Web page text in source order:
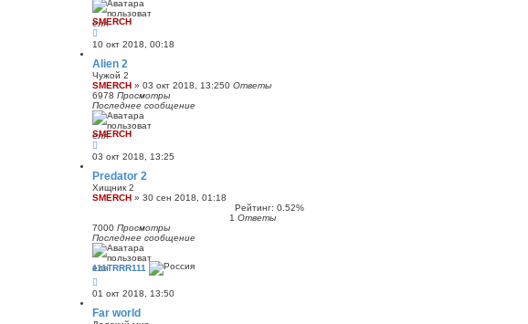
SMERCH
10 окт 2018, 00:18
Alien 2
Чужой 2
SMERCH » 03 окт 2018, 13:250 Ответы
6978 Просмотры
Последнее сообщение
SMERCH
03 окт 2018, 13:25
Predator 2
Хищник 2
SMERCH » 30 сен 2018, 01:18
Рейтинг: 0.52%
1 Ответы
7000 Просмотры
Последнее сообщение
111TRRR111
01 окт 2018, 13:50
Far world